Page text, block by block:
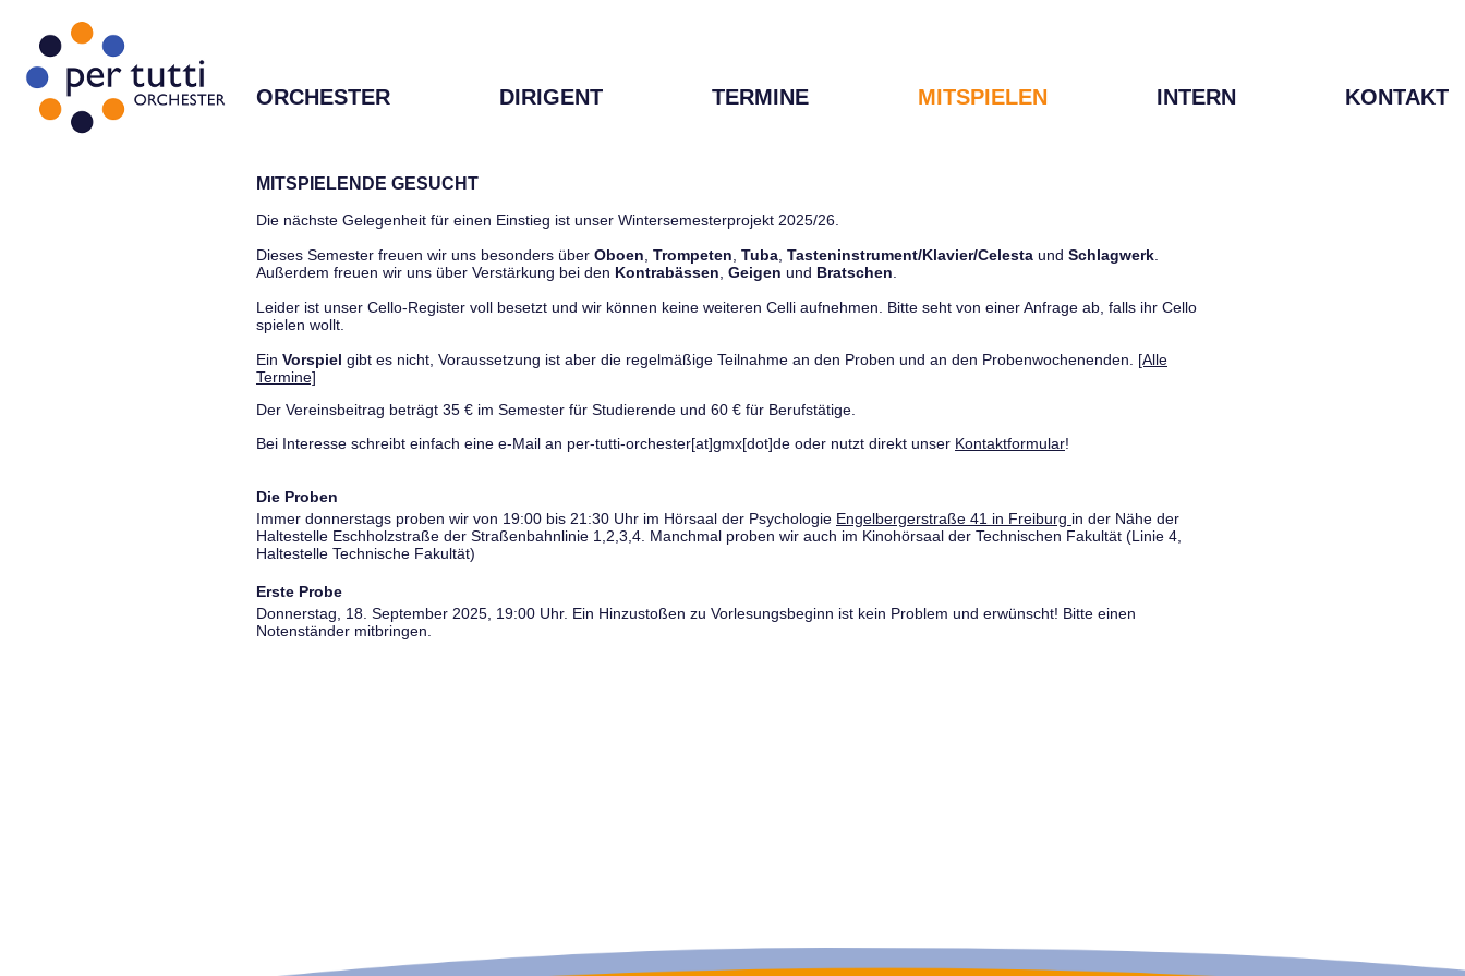
ORCHESTER DIRIGENT TERMINE MITSPIELEN INTERN KONTAKT
MITSPIELENDE GESUCHT
Die nächste Gelegenheit für einen Einstieg ist unser Wintersemesterprojekt 2025/26.
Dieses Semester freuen wir uns besonders über Oboen Trompeten Tuba Tasteninstrument/Klavier/Celesta und Schlagwerk
Außerdem freuen wir uns über Verstärkung bei den Kontrabässen Geigen und Bratschen
Leider ist unser Cello-Register voll besetzt und wir können keine weiteren Celli aufnehmen. Bitte seht von einer Anfrage ab, falls ihr Cello
spielen wollt.
Ein Vorspiel gibt es nicht, Voraussetzung ist aber die regelmäßige Teilnahme an den Proben und an den Probenwochenenden. [Alle
Termine]
Der Vereinsbeitrag beträgt 35 € im Semester für Studierende und 60 € für Berufstätige.
Bei Interesse schreibt einfach eine e-Mail an per-tutti-orchester[at]gmx[dot]de oder nutzt direkt unser Kontaktformular!
Die Proben
Immer donnerstags proben wir von 19:00 bis 21:30 Uhr im Hörsaal der Psychologie Engelbergerstraße 41 in Freiburg in der Nähe der
Haltestelle Eschholzstraße der Straßenbahnlinie 1,2,3,4. Manchmal proben wir auch im Kinohörsaal der Technischen Fakultät (Linie 4,
Haltestelle Technische Fakultät)
Erste Probe
Donnerstag, 18. September 2025, 19:00 Uhr. Ein Hinzustoßen zu Vorlesungsbeginn ist kein Problem und erwünscht! Bitte einen
Notenständer mitbringen.